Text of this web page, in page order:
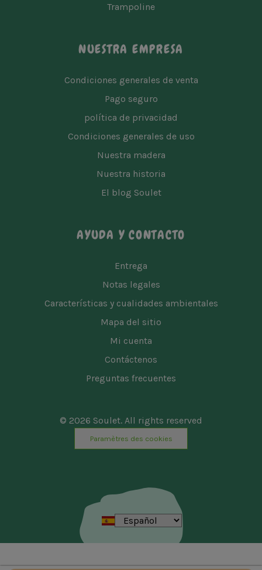
Trampoline
NUESTRA EMPRESA
Condiciones generales de venta
Pago seguro
política de privacidad
Condiciones generales de uso
Nuestra madera
Nuestra historia
El blog Soulet
AYUDA Y CONTACTO
Entrega
Notas legales
Características y cualidades ambientales
Mapa del sitio
Mi cuenta
Contáctenos
Preguntas frecuentes
© 2026 Soulet. All rights reserved
Paramètres des cookies